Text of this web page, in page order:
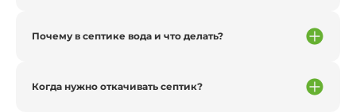
Почему в септике вода и что делать?
Когда нужно откачивать септик?